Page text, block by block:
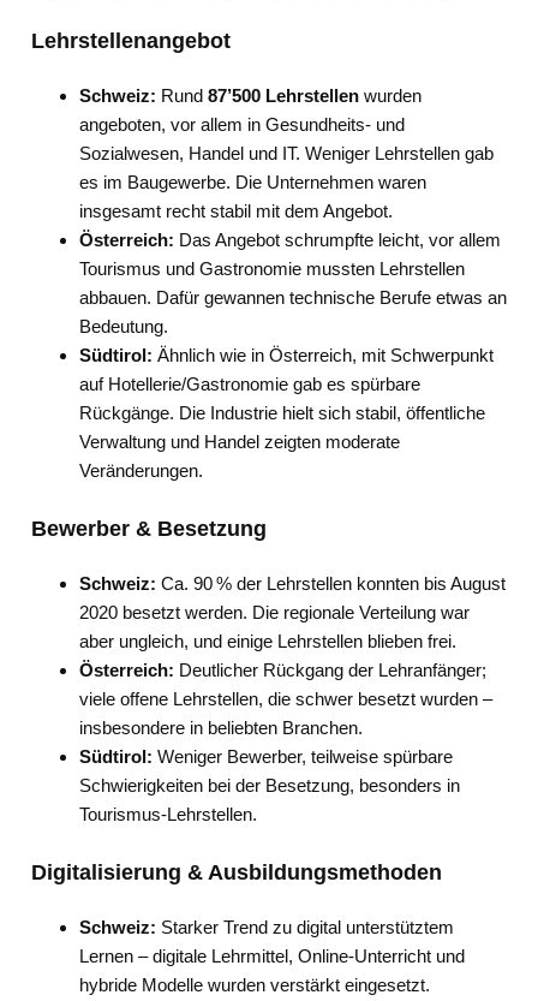
Lehrstellenangebot
Schweiz: Rund 87’500 Lehrstellenwurden
angeboten, vor allem in Gesundheits- und
Sozialwesen, Handel und IT. Weniger Lehrstellen gab
es im Baugewerbe. Die Unternehmen waren
insgesamt recht stabil mit dem Angebot.
Österreich: Das Angebot schrumpfte leicht, vor allem
Tourismus und Gastronomie mussten Lehrstellen
abbauen. Dafür gewannen technische Berufe etwas an
Bedeutung.
Südtirol: Ähnlich wie in Österreich, mit Schwerpunkt
auf Hotellerie/Gastronomie gab es spürbare
Rückgänge. Die Industrie hielt sich stabil, öffentliche
Verwaltung und Handel zeigten moderate
Veränderungen.
Bewerber & Besetzung
Schweiz: Ca. 90 % der Lehrstellen konnten bis August
2020 besetzt werden. Die regionale Verteilung war
aber ungleich, und einige Lehrstellen blieben frei.
Österreich: Deutlicher Rückgang der Lehranfänger;
viele offene Lehrstellen, die schwer besetzt wurden –
insbesondere in beliebten Branchen.
Südtirol: Weniger Bewerber, teilweise spürbare
Schwierigkeiten bei der Besetzung, besonders in
Tourismus-Lehrstellen.
Digitalisierung & Ausbildungsmethoden
Schweiz: Starker Trend zu digital unterstütztem
Lernen – digitale Lehrmittel, Online-Unterricht und
hybride Modelle wurden verstärkt eingesetzt.